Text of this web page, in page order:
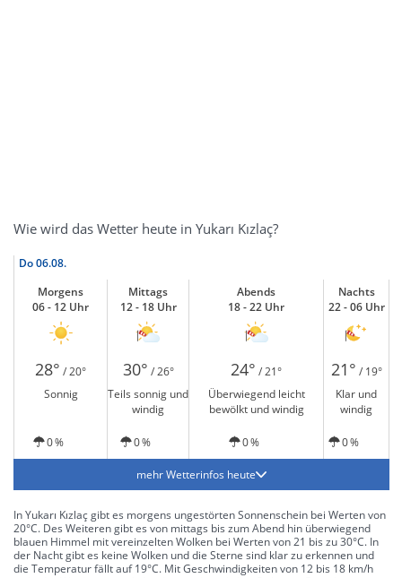
Wie wird das Wetter heute in Yukarı Kızlaç?
Do06.08.
Morgens
06 - 12 Uhr
Mittags
12 - 18 Uhr
Abends
18 - 22 Uhr
Nachts
22 - 06 Uhr
28° / 20° 30° / 26° 24° / 21° 21° / 19°
Sonnig
Teils sonnig und
windig
Überwiegend leicht
bewölkt und windig
Klar und
windig
0 % 0 % 0 % 0 %
mehr Wetterinfos heute
In Yukarı Kızlaç gibt es morgens ungestörten Sonnenschein bei Werten von
20°C. Des Weiteren gibt es von mittags bis zum Abend hin überwiegend
blauen Himmel mit vereinzelten Wolken bei Werten von 21 bis zu 30°C. In
der Nacht gibt es keine Wolken und die Sterne sind klar zu erkennen und
die Temperatur fällt auf 19°C. Mit Geschwindigkeiten von 12 bis 18 km/h